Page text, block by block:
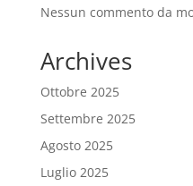
Nessun commento da
Archives
Ottobre 2025
Settembre 2025
Agosto 2025
Luglio 2025